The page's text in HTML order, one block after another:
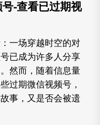
-查看已过期视
一场穿越时空的对
已成为许多人分享
然而，随着信息量
过期微信视频号，
事，又是否会被遗